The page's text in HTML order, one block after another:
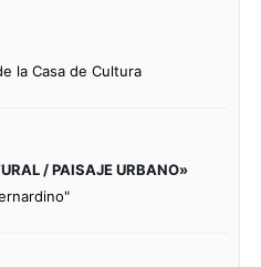
la Casa de Cultura
/ PAISAJE URBANO»